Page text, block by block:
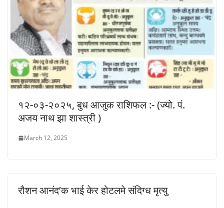
१२-०३-२०२५, बुध आजुक राशिफल :- (ज्यो. पं.
अजय नाथ झा शास्त्री )
March 12, 2025
रौशन आनंद’क भाई केर होटलमे संदिग्ध मृत्यु